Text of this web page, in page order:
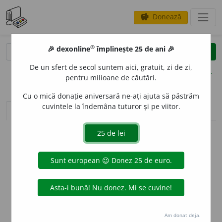
savings Donează
clear
opțiuni
sinteza definițiilor (1) definiții (3) declinări
info
Aceste definiții sunt compilate de
echipa dexonline. Definițiile
originale se află pe filadefiniții.
preferințe
🎉 dexonline® împlinește 25 de ani 🎉
De un sfert de secol suntem aici, gratuit, zi de zi,
pentru milioane de căutări.
Cu o mică donație aniversară ne-ați ajuta să păstrăm
cuvintele la îndemâna tuturor și pe viitor.
Am donat deja.